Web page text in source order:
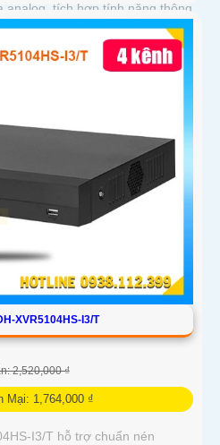
analog, tích hợp tính năng thông
và nhận diện khuôn mặt chính
kết nối và xem camera dễ dàng
XVR5104HS-I3/T
2,520,000 ₫
Mại: 1,764,000 ₫
I3/T hỗ trợ chuẩn nén